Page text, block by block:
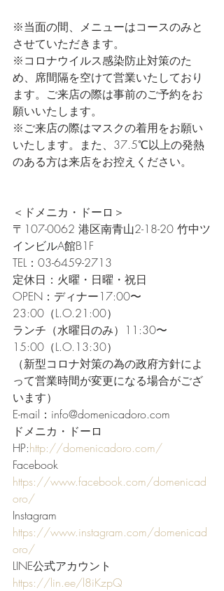
※当面の間、メニューはコースのみと
させていただきます。
※コロナウイルス感染防止対策のた
め、席間隔を空けて営業いたしており
ます。ご来店の際は事前のご予約をお
願いいたします。
※ご来店の際はマスクの着用をお願い
いたします。また、37.5℃以上の発熱
のある方は来店をお控えください。
＜ドメニカ・ドーロ＞
〒107-0062 港区南青山2-18-20 竹中ツ
インビルA館B1F
TEL：03-6459-2713
定休日：火曜・日曜・祝日
OPEN：ディナー17:00〜
23:00（L.O.21:00）
ランチ（水曜日のみ）11:30〜
15:00（L.O.13:30）
（新型コロナ対策の為の政府方針によ
って営業時間が変更になる場合がござ
います）
E-mail：info@domenicadoro.com
ドメニカ・ドーロ
HP:http://domenicadoro.com/
Facebook
https://www.facebook.com/domenicad
oro/
Instagram
https://www.instagram.com/domenicad
oro/
LINE公式アカウント
https://lin.ee/l8iKzpQ